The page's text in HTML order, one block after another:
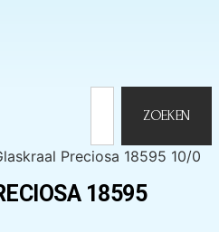
ZOEKEN
Preciosa 18595 10/0
18595